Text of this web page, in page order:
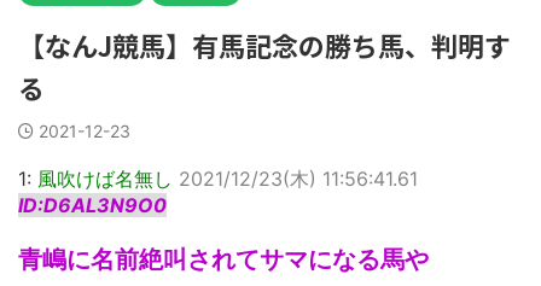
【なんJ競馬】有馬記念の勝ち馬、判明す
る
2021-12-23
1: 風吹けば名無し 2021/12/23(木) 11:56:41.61
ID:D6AL3N9O0
青嶋に名前絶叫されてサマになる馬や